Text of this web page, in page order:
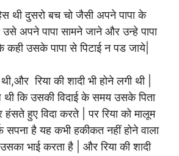
थी दुसरो बच चो जैसी अपने पापा के
उसे अपने पापा सामने जाने और उन्हे पापा
उसके पापा से पिटाई न पड जाये|
रिया की शादी भी होने लगी थी |
थी कि उसकी विदाई के समय उसके पिता
हुए विदा करते | पर रिया को मालूम
सपना है यह कभी हकीकत नहीं होने वाला
उसका भाई करता है | और रिया की शादी